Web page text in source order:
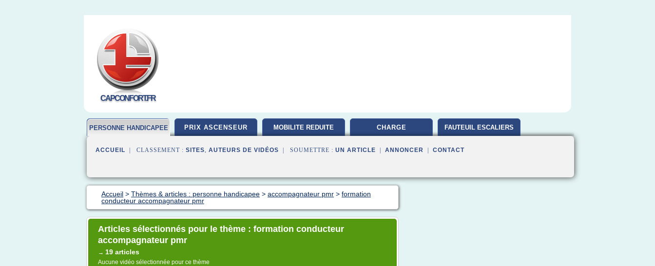
CAPCONFORT.FR
PERSONNE HANDICAPEE PRIX ASCENSEUR MOBILITE REDUITE CHARGE FAUTEUIL ESCALIERS
ACCUEIL | CLASSEMENT : SITES, AUTEURS DE VIDÉOS | SOUMETTRE : UN ARTICLE ANNONCER CONTACT
Accueil > Thèmes & articles : personne handicapee > accompagnateur pmr > formation
conducteur accompagnateur pmr
Articles sélectionnés pour le thème : formation conducteur
accompagnateur pmr
→ 19 articles
Aucune vidéo sélectionnée pour ce thème